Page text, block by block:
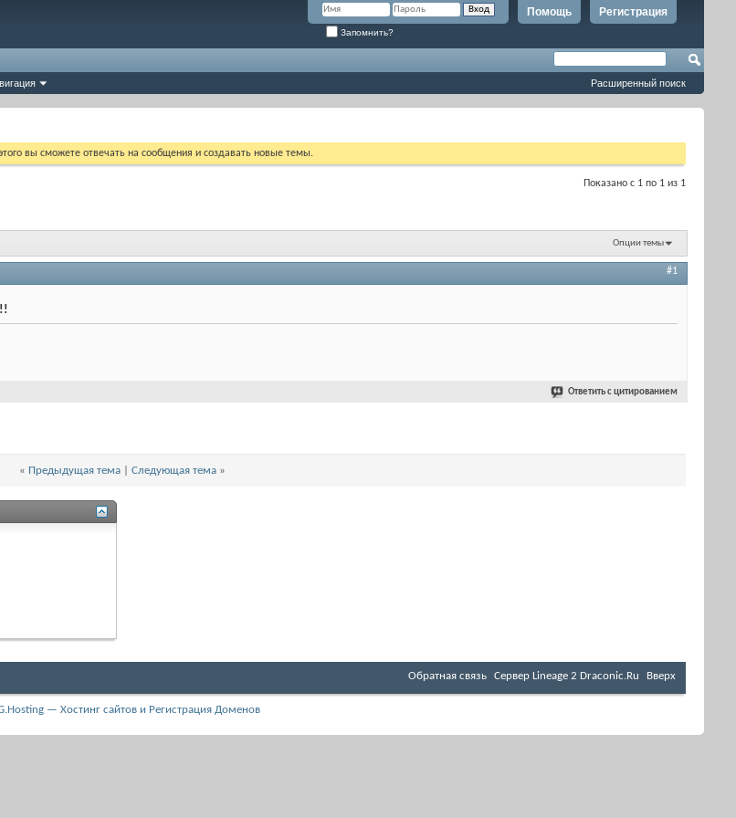
Регистрация
Помощь
Запомнить?
Расширенный поиск
вы сможете отвечать на сообщения и создавать новые темы.
Показано с 1 по 1 из 1
Опции темы
#1
Ответить с цитированием
« Предыдущая тема Следующая тема »
Обратная связь Cервер Lineage 2 Draconic.Ru Вверх
— Хостинг сайтов и Регистрация Доменов